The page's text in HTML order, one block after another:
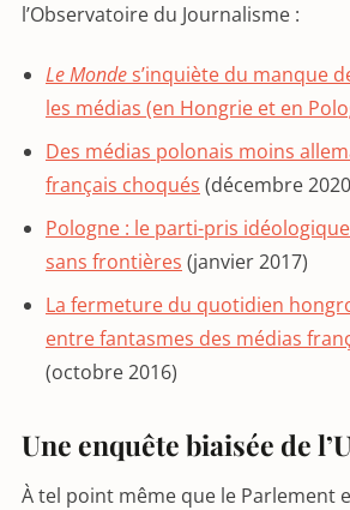
l’Observatoire du Journalisme :
Le Mondes’inquiète du manque
les médias (en Hongrie et en
Des médias polonais moins
français choqués (décembre
Pologne : le parti-pris
sans frontières (janvier 2017)
La fermeture du quotidien
entre fantasmes des médias
(octobre 2016)
Une enquête biaisée de
À tel point même que le Parlement